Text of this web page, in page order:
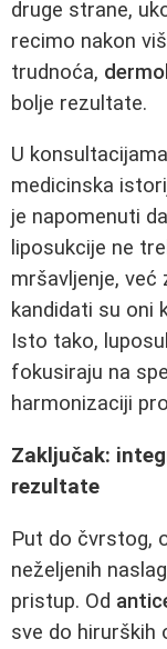
druge strane,
recimo nakon
trudnoća,
bolje rezultate.
U
medicinska
je napomenuti da
liposukcije ne
mršavljenje, već
kandidati su oni
Isto tako,
fokusiraju na
harmonizaciji
Zaključak:
rezultate
Put do čvrstog,
neželjenih
pristup. Od
sve do hirurških